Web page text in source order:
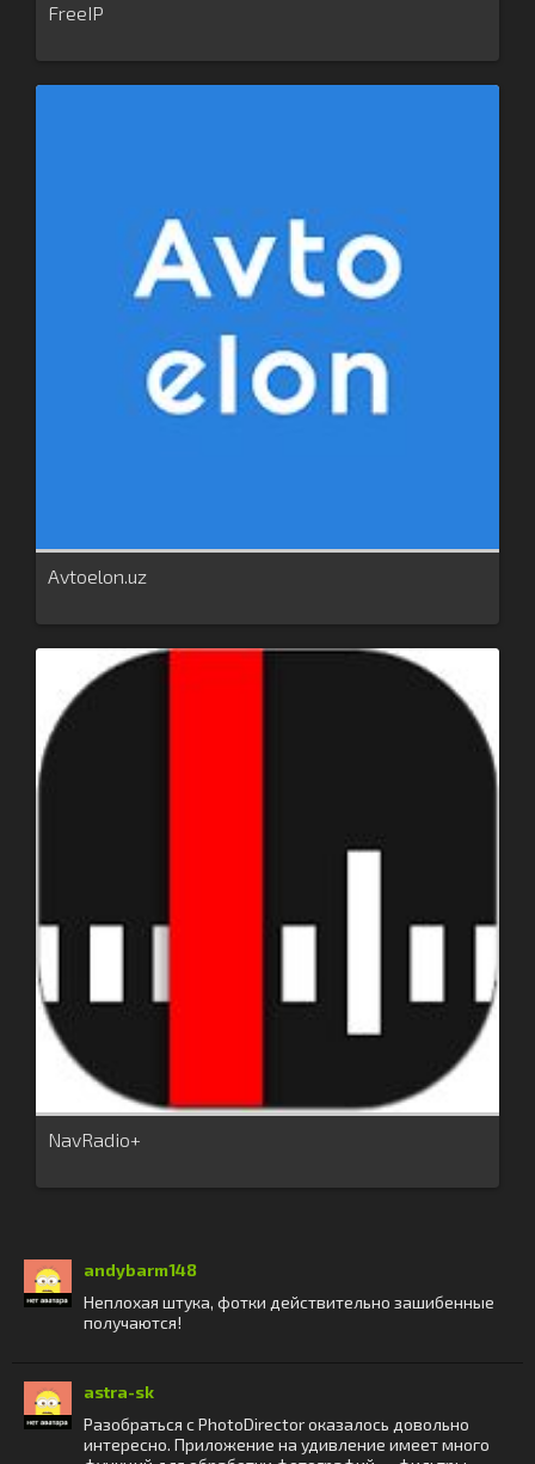
FreeIP
Avtoelon.uz
NavRadio+
andybarm148
Неплохая штука, фотки действительно зашибенные
получаются!
astra-sk
Разобраться с PhotoDirector оказалось довольно
интересно. Приложение на удивление имеет много